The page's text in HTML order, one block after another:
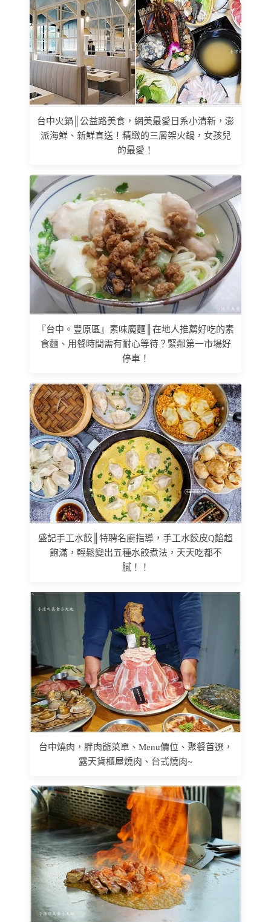
台中火鍋║公益路美食，網美最愛日系小清新，澎
派海鮮、新鮮直送！精緻的三層架火鍋，女孩兒
的最愛！
『台中。豐原區』素味魔麵║在地人推薦好吃的素
食麵、用餐時間需有耐心等待？緊鄰第一市場好
停車！
盛記手工水餃║特聘名廚指導，手工水餃皮Q餡超
飽滿，輕鬆變出五種水餃煮法，天天吃都不
膩！！
台中燒肉，胖肉爺菜單、Menu價位、聚餐首選，
露天貨櫃屋燒肉、台式燒肉~